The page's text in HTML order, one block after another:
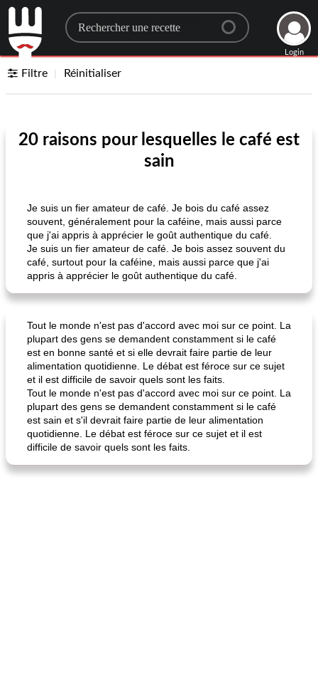
Search for a recipe
Login
Filtre Réinitialiser
20 raisons pour lesquelles le café est
sain
Je suis un fier amateur de café. Je bois du café assez
souvent, généralement pour la caféine, mais aussi parce
que j'ai appris à apprécier le goût authentique du café.
Je suis un fier amateur de café. Je bois assez souvent du
café, surtout pour la caféine, mais aussi parce que j'ai
appris à apprécier le goût authentique du café.
Tout le monde n'est pas d'accord avec moi sur ce point. La
plupart des gens se demandent constamment si le café
est en bonne santé et si elle devrait faire partie de leur
alimentation quotidienne. Le débat est féroce sur ce sujet
et il est difficile de savoir quels sont les faits.
Tout le monde n'est pas d'accord avec moi sur ce point. La
plupart des gens se demandent constamment si le café
est sain et s'il devrait faire partie de leur alimentation
quotidienne. Le débat est féroce sur ce sujet et il est
difficile de savoir quels sont les faits.